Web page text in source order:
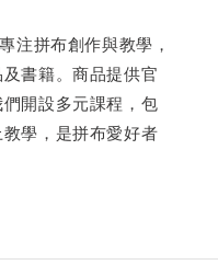
注拼布創作與教學，
書籍。商品提供官
開設多元課程，包
學，是拼布愛好者